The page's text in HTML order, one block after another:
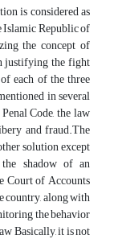
is considered as
Islamic Republic of
the concept of
justifying the fight
each of the three
in several
Code, the law
and fraud.The
solution except
shadow of an
Court of Accounts
country, along with
the behavior
Basically, it is not